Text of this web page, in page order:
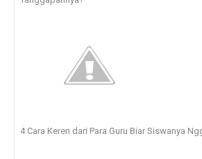
4 Cara Keren dari Para Guru Biar Siswanya